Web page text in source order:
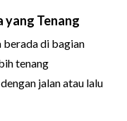
yang Tenang
berada di bagian
tenang
jalan atau lalu